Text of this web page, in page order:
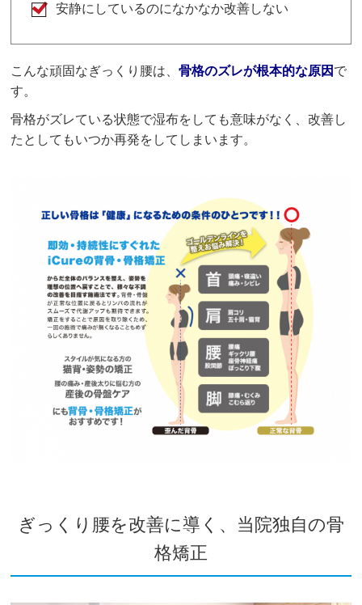
肩や背中の痛み、猫背が気になり通い始めました。
毎回、体の状態や変化を丁寧に確認してくださり、
また、自宅でできる簡単な運動のアドバイスもあ
り、とても助かっています。
クチコミをもっと見る
安静にしているのになかなか改善しない
こんな頑固なぎっくり腰は、骨格のズレが根本的な原因 で
す。
骨格がズレている状態で湿布をしても意味がなく、改善し
たとしてもいつか再発をしてしまいます。
ぎっくり腰を改善に導く、当院独自の骨
格矯正